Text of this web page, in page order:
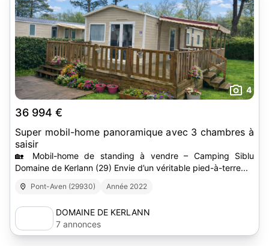
4
36 994 €
Super mobil-home panoramique avec 3 chambres à
saisir
🏡 Mobil-home de standing à vendre – Camping Siblu
Domaine de Kerlann (29) Envie d’un véritable pied-à-terre...
Pont-Aven (29930) Année 2022
DOMAINE DE KERLANN
7 annonces